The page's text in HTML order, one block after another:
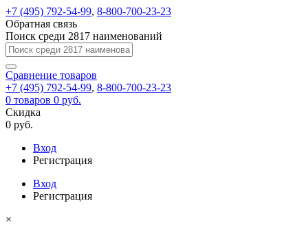
+7 (495) 792-54-99, 8-800-700-23-23
Обратная связь
Поиск среди 2817 наименований
Сравнение товаров
+7 (495) 792-54-99, 8-800-700-23-23
0 товаров 0 руб.
Скидка
0 руб.
Вход
Регистрация
Вход
Регистрация
×